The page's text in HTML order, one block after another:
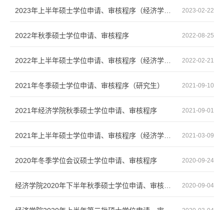
2023-02-22
2023年上半年硕士学位申请、审核程序（经济学院研究生）
2022-08-25
2022年秋季硕士学位申请、审核程序
2022-02-21
2022年上半年硕士学位申请、审核程序（经济学院研究生）
2021-09-10
2021年冬季硕士学位申请、审核程序（研究生）
2021-09-01
2021年经济学院秋季硕士学位申请、审核程序
2021-03-09
2021年上半年硕士学位申请、审核程序（经济学院）
2020-09-24
2020年冬季学位会议硕士学位申请、审核程序
2020-09-04
经济学院2020年下半年秋季硕士学位申请、审核程序